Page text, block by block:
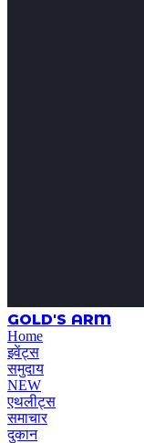
GOLD'S ARM
Home
इवेंट्स
समुदाय
NEW
एथलीट्स
समाचार
दुकान